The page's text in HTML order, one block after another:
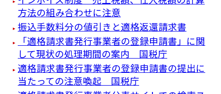
方法の組み合わせに注意
振込手数料分の値引きと適格返還請求書
「適格請求書発行事業者の登録申請書」に関
して現状の処理期間の案内 国税庁
適格請求書発行事業者の登録申請書の提出に
当たっての注意喚起 国税庁